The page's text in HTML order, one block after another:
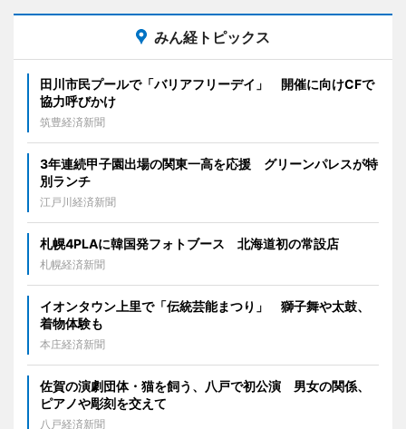
みん経トピックス
田川市民プールで「バリアフリーデイ」 開催に向けCFで
協力呼びかけ
筑豊経済新聞
3年連続甲子園出場の関東一高を応援 グリーンパレスが特
別ランチ
江戸川経済新聞
札幌4PLAに韓国発フォトブース 北海道初の常設店
札幌経済新聞
イオンタウン上里で「伝統芸能まつり」 獅子舞や太鼓、
着物体験も
本庄経済新聞
佐賀の演劇団体・猫を飼う、八戸で初公演 男女の関係、
ピアノや彫刻を交えて
八戸経済新聞